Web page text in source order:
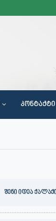
ᲙᲝᲜᲢᲐᲥᲢᲘ
შენი იდეა